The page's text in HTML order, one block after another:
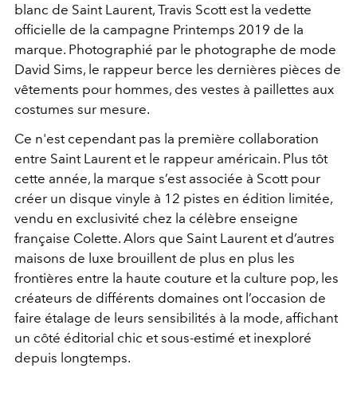
blanc de Saint Laurent, Travis Scott est la vedette
officielle de la campagne Printemps 2019 de la
marque. Photographié par le photographe de mode
David Sims, le rappeur berce les dernières pièces de
vêtements pour hommes, des vestes à paillettes aux
costumes sur mesure.
Ce n'est cependant pas la première collaboration
entre Saint Laurent et le rappeur américain. Plus tôt
cette année, la marque s’est associée à Scott pour
créer un disque vinyle à 12 pistes en édition limitée,
vendu en exclusivité chez la célèbre enseigne
française Colette. Alors que Saint Laurent et d’autres
maisons de luxe brouillent de plus en plus les
frontières entre la haute couture et la culture pop, les
créateurs de différents domaines ont l’occasion de
faire étalage de leurs sensibilités à la mode, affichant
un côté éditorial chic et sous-estimé et inexploré
depuis longtemps.